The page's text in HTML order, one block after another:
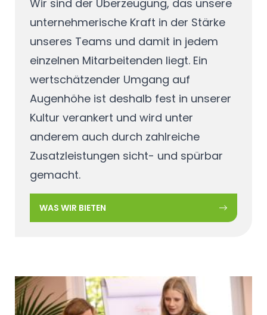
Wir sind der Überzeugung, das unsere
unternehmerische Kraft in der Stärke
unseres Teams und damit in jedem
einzelnen Mitarbeitenden liegt. Ein
wertschätzender Umgang auf
Augenhöhe ist deshalb fest in unserer
Kultur verankert und wird unter
anderem auch durch zahlreiche
Zusatzleistungen sicht- und spürbar
gemacht.
WAS WIR BIETEN